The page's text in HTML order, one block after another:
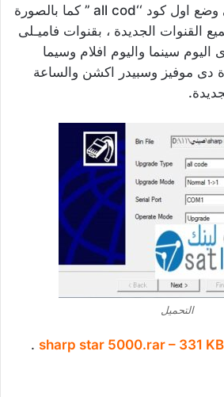
يحمل هذا الملف على وضع اول كود ‘‘all cod ’’ كما بالصورة
القنوات الجديدة ، بقنوات فاميـلى
سينما واليوم افلام وسيما
دى موفيز وسبيدر اكشن والساعة
التحميل
sharp star 5000.rar – 331 KB
.